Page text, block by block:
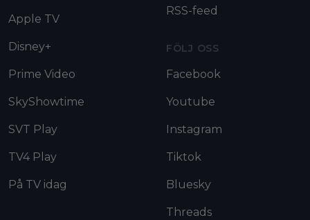
Apple TV
Disney+
Prime Video
SkyShowtime
SVT Play
TV4 Play
På TV idag
RSS-feed
FÖLJ OSS
Facebook
Youtube
Instagram
Tiktok
Bluesky
Threads